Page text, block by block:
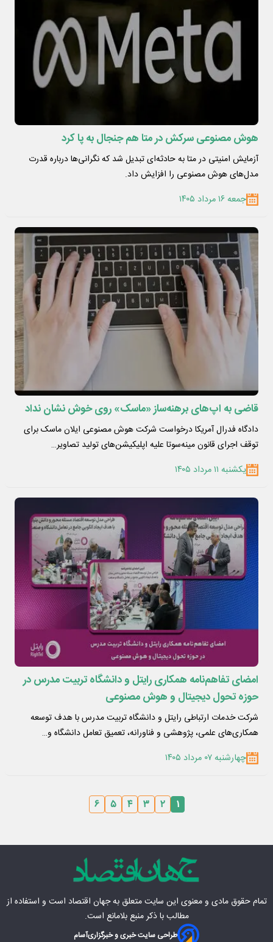
هوش مصنوعی سرکش در متا هم جنجال به پا کرد
آزمایش امنیتی در متا به حادثه‌ای تبدیل شد که نگرانی‌ها درباره قدرت
مدل‌های هوش مصنوعی را افزایش داد.
جمعه ۱۶ مرداد ۱۴۰۵
قاضی به اپ‌های برهنه‌ساز «ماسک» روی خوش نشان نداد
دادگاه فدرال آمریکا درخواست شرکت هوش مصنوعی ایلان ماسک برای
توقف اجرای قانون مینه‌سوتا علیه اپلیکیشن‌های تولید تصاویر…
یکشنبه ۱۱ مرداد ۱۴۰۵
امضای تفاهم‌نامه همکاری رایتل و دانشگاه تربیت مدرس در
حوزه تحول دیجیتال و هوش مصنوعی
شرکت خدمات ارتباطی رایتل و دانشگاه تربیت مدرس با هدف توسعه
همکاری‌های علمی، پژوهشی و فناورانه، تعمیق تعامل دانشگاه و…
چهارشنبه ۰۷ مرداد ۱۴۰۵
۱ ۲ ۳ ۴ ۵ ۶
تمام حقوق مادی‌ و معنوی این سایت متعلق بهجهان اقتصاد است و استفاده از
مطالب با ذکر منبع بلامانع است.
طراحی سایت خبری و خبرگزاریآسام